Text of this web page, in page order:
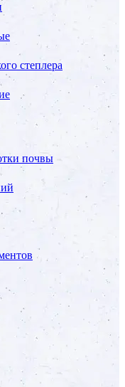
степлера
почвы